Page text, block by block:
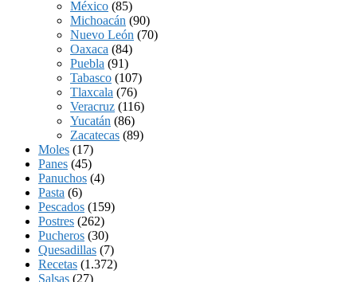
México (85)
Michoacán (90)
Nuevo León (70)
Oaxaca (84)
Puebla (91)
Tabasco (107)
Tlaxcala (76)
Veracruz (116)
Yucatán (86)
Zacatecas (89)
Moles (17)
Panes (45)
Panuchos (4)
Pasta (6)
Pescados (159)
Postres (262)
Pucheros (30)
Quesadillas (7)
Recetas (1.372)
Salsas (27)